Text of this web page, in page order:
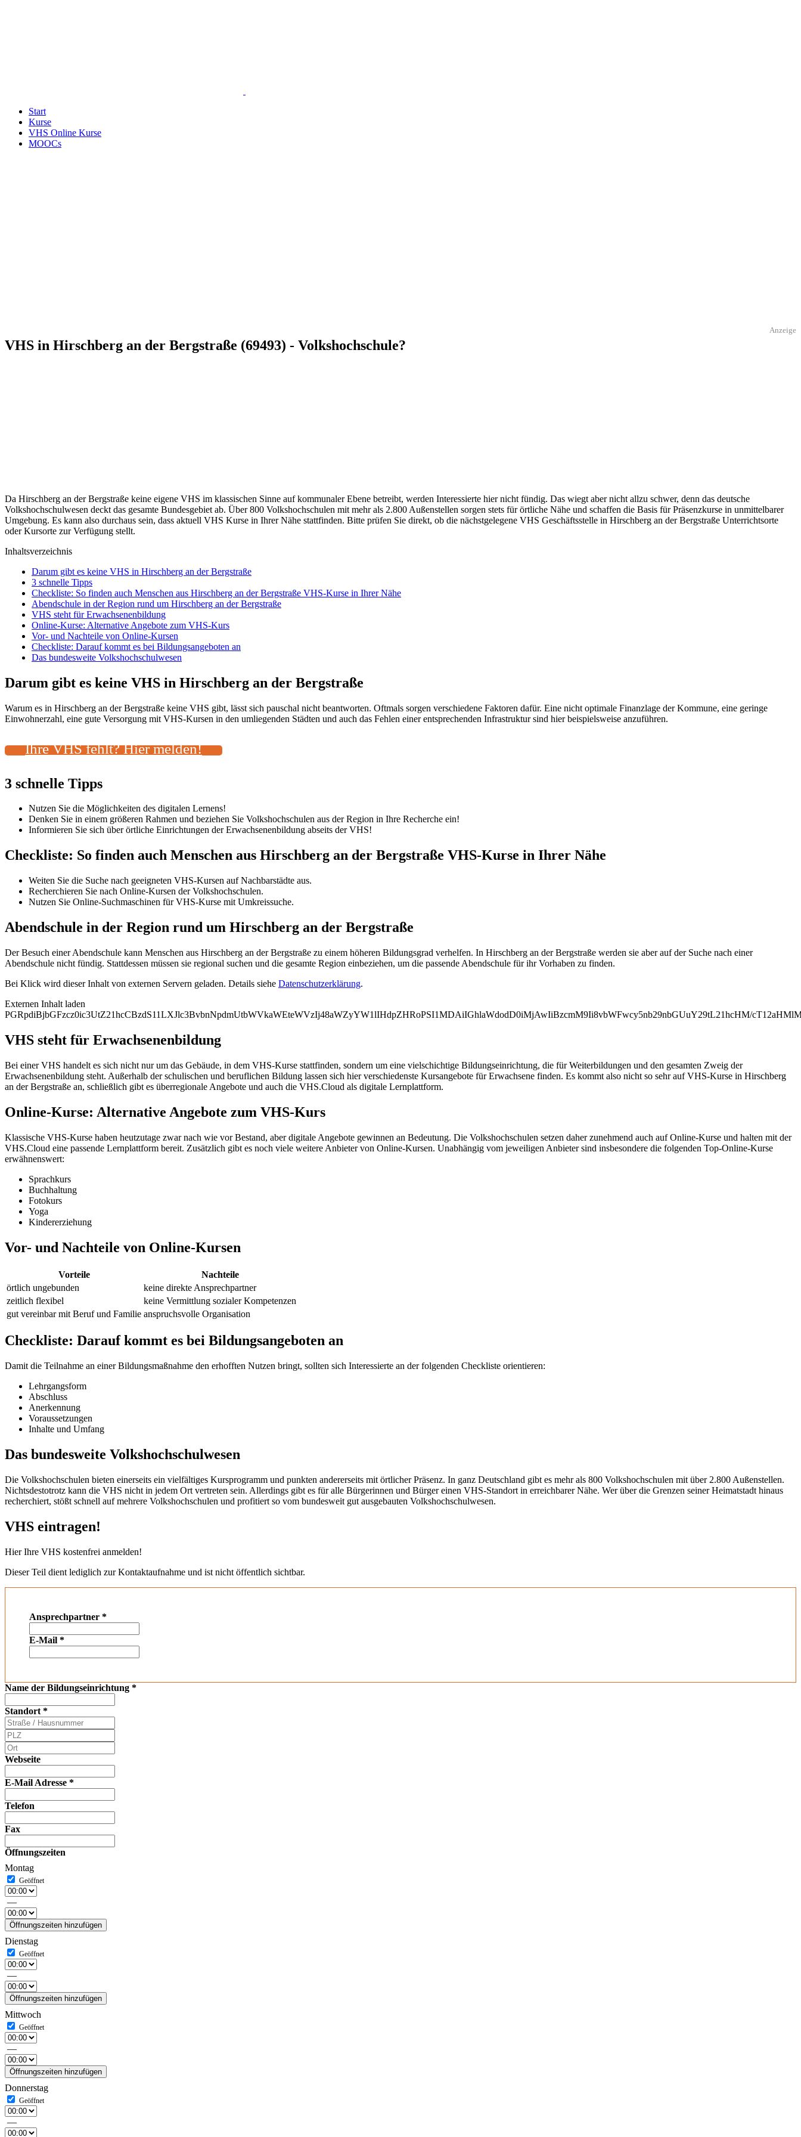
Start
Kurse
VHS Online Kurse
MOOCs
Anzeige
VHS in Hirschberg an der Bergstraße (69493) - Volkshochschule?
Da Hirschberg an der Bergstraße keine eigene VHS im klassischen Sinne auf kommunaler Ebene betreibt, werden Interessierte hier nicht fündig. Das wiegt aber nicht allzu schwer, denn das deutsche
Volkshochschulwesen deckt das gesamte Bundesgebiet ab. Über 800 Volkshochschulen mit mehr als 2.800 Außenstellen sorgen stets für örtliche Nähe und schaffen die Basis für Präsenzkurse in unmittelbarer
Umgebung. Es kann also durchaus sein, dass aktuell VHS Kurse in Ihrer Nähe stattfinden. Bitte prüfen Sie direkt, ob die nächstgelegene VHS Geschäftsstelle in Hirschberg an der Bergstraße Unterrichtsorte
oder Kursorte zur Verfügung stellt.
Inhaltsverzeichnis
Darum gibt es keine VHS in Hirschberg an der Bergstraße
3 schnelle Tipps
Checkliste: So finden auch Menschen aus Hirschberg an der Bergstraße VHS-Kurse in Ihrer Nähe
Abendschule in der Region rund um Hirschberg an der Bergstraße
VHS steht für Erwachsenenbildung
Online-Kurse: Alternative Angebote zum VHS-Kurs
Vor- und Nachteile von Online-Kursen
Checkliste: Darauf kommt es bei Bildungsangeboten an
Das bundesweite Volkshochschulwesen
Darum gibt es keine VHS in Hirschberg an der Bergstraße
Warum es in Hirschberg an der Bergstraße keine VHS gibt, lässt sich pauschal nicht beantworten. Oftmals sorgen verschiedene Faktoren dafür. Eine nicht optimale Finanzlage der Kommune, eine geringe
Einwohnerzahl, eine gute Versorgung mit VHS-Kursen in den umliegenden Städten und auch das Fehlen einer entsprechenden Infrastruktur sind hier beispielsweise anzuführen.
Ihre VHS fehlt? Hier melden!
3 schnelle Tipps
Nutzen Sie die Möglichkeiten des digitalen Lernens!
Denken Sie in einem größeren Rahmen und beziehen Sie Volkshochschulen aus der Region in Ihre Recherche ein!
Informieren Sie sich über örtliche Einrichtungen der Erwachsenenbildung abseits der VHS!
Checkliste: So finden auch Menschen aus Hirschberg an der Bergstraße VHS-Kurse in Ihrer Nähe
Weiten Sie die Suche nach geeigneten VHS-Kursen auf Nachbarstädte aus.
Recherchieren Sie nach Online-Kursen der Volkshochschulen.
Nutzen Sie Online-Suchmaschinen für VHS-Kurse mit Umkreissuche.
Abendschule in der Region rund um Hirschberg an der Bergstraße
Der Besuch einer Abendschule kann Menschen aus Hirschberg an der Bergstraße zu einem höheren Bildungsgrad verhelfen. In Hirschberg an der Bergstraße werden sie aber auf der Suche nach einer
Abendschule nicht fündig. Stattdessen müssen sie regional suchen und die gesamte Region einbeziehen, um die passende Abendschule für ihr Vorhaben zu finden.
Bei Klick wird dieser Inhalt von externen Servern geladen. Details siehe Datenschutzerklärung.
Externen Inhalt laden
PGRpdiBjbGFzcz0ic3UtZ21hcCBzdS11LXJlc3BvbnNpdmUtbWVkaWEteWVzIj48aWZyYW1lIHdpZHRoPSI1MDAiIGhlaWdodD0iMjAwIiBzcmM9Ii8vbWFwcy5nb29nbGUuY29tL21hcHM/
VHS steht für Erwachsenenbildung
Bei einer VHS handelt es sich nicht nur um das Gebäude, in dem VHS-Kurse stattfinden, sondern um eine vielschichtige Bildungseinrichtung, die für Weiterbildungen und den gesamten Zweig der
Erwachsenenbildung steht. Außerhalb der schulischen und beruflichen Bildung lassen sich hier verschiedenste Kursangebote für Erwachsene finden. Es kommt also nicht so sehr auf VHS-Kurse in Hirschberg
an der Bergstraße an, schließlich gibt es überregionale Angebote und auch die VHS.Cloud als digitale Lernplattform.
Online-Kurse: Alternative Angebote zum VHS-Kurs
Klassische VHS-Kurse haben heutzutage zwar nach wie vor Bestand, aber digitale Angebote gewinnen an Bedeutung. Die Volkshochschulen setzen daher zunehmend auch auf Online-Kurse und halten mit der
VHS.Cloud eine passende Lernplattform bereit. Zusätzlich gibt es noch viele weitere Anbieter von Online-Kursen. Unabhängig vom jeweiligen Anbieter sind insbesondere die folgenden Top-Online-Kurse
erwähnenswert:
Sprachkurs
Buchhaltung
Fotokurs
Yoga
Kindererziehung
Vor- und Nachteile von Online-Kursen
Vorteile
Nachteile
örtlich ungebunden
keine direkte Ansprechpartner
zeitlich flexibel
keine Vermittlung sozialer Kompetenzen
gut vereinbar mit Beruf und Familie anspruchsvolle Organisation
Checkliste: Darauf kommt es bei Bildungsangeboten an
Damit die Teilnahme an einer Bildungsmaßnahme den erhofften Nutzen bringt, sollten sich Interessierte an der folgenden Checkliste orientieren:
Lehrgangsform
Abschluss
Anerkennung
Voraussetzungen
Inhalte und Umfang
Das bundesweite Volkshochschulwesen
Die Volkshochschulen bieten einerseits ein vielfältiges Kursprogramm und punkten andererseits mit örtlicher Präsenz. In ganz Deutschland gibt es mehr als 800 Volkshochschulen mit über 2.800 Außenstellen.
Nichtsdestotrotz kann die VHS nicht in jedem Ort vertreten sein. Allerdings gibt es für alle Bürgerinnen und Bürger einen VHS-Standort in erreichbarer Nähe. Wer über die Grenzen seiner Heimatstadt hinaus
recherchiert, stößt schnell auf mehrere Volkshochschulen und profitiert so vom bundesweit gut ausgebauten Volkshochschulwesen.
VHS eintragen!
Hier Ihre VHS kostenfrei anmelden!
Dieser Teil dient lediglich zur Kontaktaufnahme und ist nicht öffentlich sichtbar.
Ansprechpartner *
E-Mail *
Name der Bildungseinrichtung *
Standort *
Webseite
E-Mail Adresse *
Telefon
Fax
Öffnungszeiten
Montag
—
Öffnungszeiten hinzufügen
Dienstag
—
Öffnungszeiten hinzufügen
Mittwoch
—
Öffnungszeiten hinzufügen
Donnerstag
—